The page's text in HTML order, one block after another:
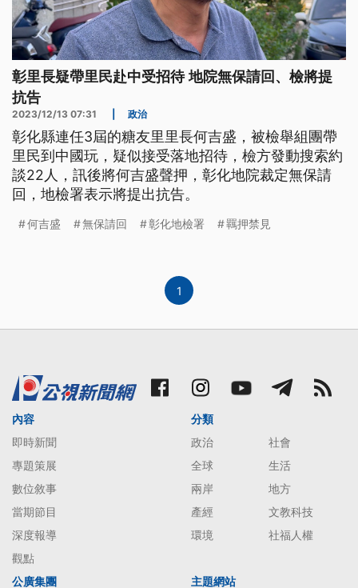
彰里長疑帶里民赴中受招待 地院無保請回、檢將提
抗告
2023/12/13 07:31 政治
彰化縣連任3屆的糖友里里長何吉盛，被檢舉組團帶
里民到中國玩，疑似接受落地招待，檢方發動搜索約
談22人，訊後將何吉盛聲押，彰化地院裁定無保請
回，地檢署表示將提出抗告。
何吉盛 無保請回 彰化地檢署 羈押禁見
1
內容
即時新聞
專題策展
數位敘事
當期節目
深度報導
觀點
分類
政治
社會
全球
生活
兩岸
地方
產經
文教科技
環境
社福人權
公廣集團 主題網站